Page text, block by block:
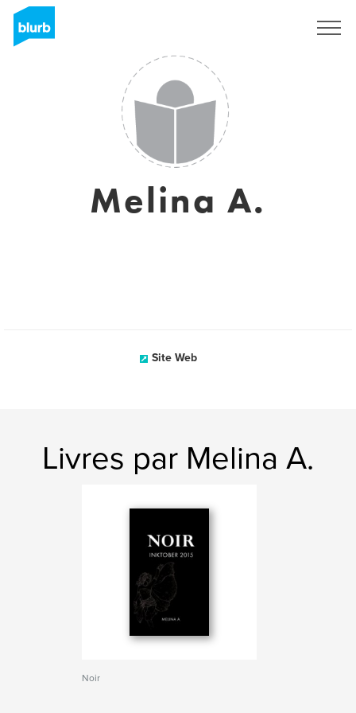
Melina A.
Site Web
Livres par Melina A.
Noir